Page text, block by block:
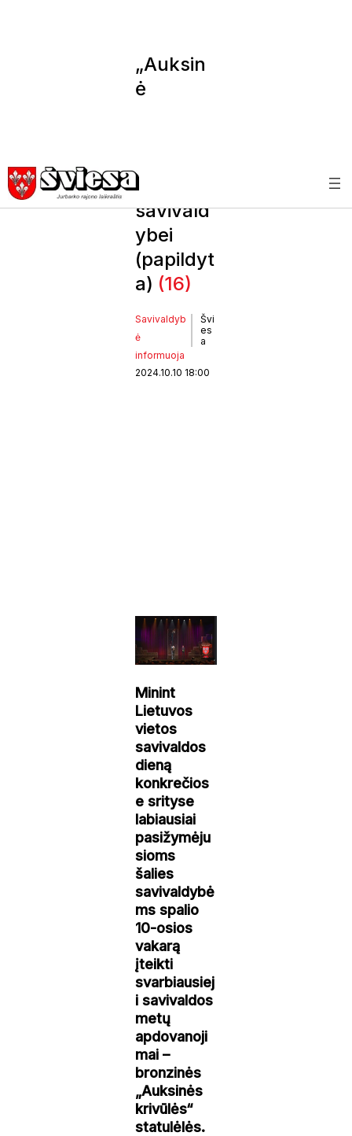
„Auksin
ė
o
savivald
ybei
(papildyt
a) (16)
Savivaldyb
ė
informuoja
Švi
es
a
2024.10.10 18:00
Minint
Lietuvos
vietos
savivaldos
dieną
konkrečios
e srityse
labiausiai
pasižymėju
sioms
šalies
savivaldybė
ms spalio
10-osios
vakarą
įteikti
svarbiausiej
i savivaldos
metų
apdovanoji
mai –
bronzinės
„Auksinės
krivūlės“
statulėlės.